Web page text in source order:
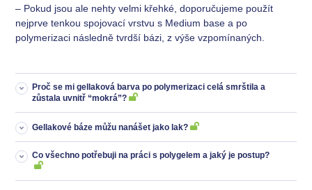
– Pokud jsou ale nehty velmi křehké, doporučujeme použít
nejprve tenkou spojovací vrstvu s Medium base a po
polymerizaci následně tvrdší bázi, z výše vzpomínaných.
Proč se mi gellaková barva po polymerizaci celá smrštila a
zůstala uvnitř “mokrá”?
Gellakové báze můžu nanášet jako lak?
Co všechno potřebuji na práci s polygelem a jaký je postup?